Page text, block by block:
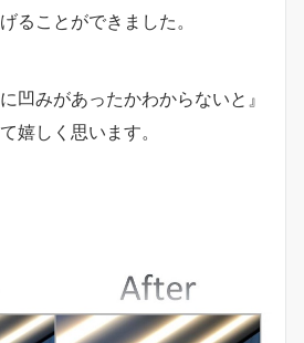
ることができました。
凹みがあったかわからないと』
嬉しく思います。